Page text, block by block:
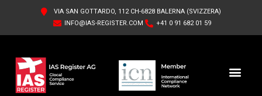
VIA SAN GOTTARDO, 112 CH-6828 BALERNA (SVIZZERA)
INFO@IAS-REGISTER.COM
+41 0 91 682 01 59